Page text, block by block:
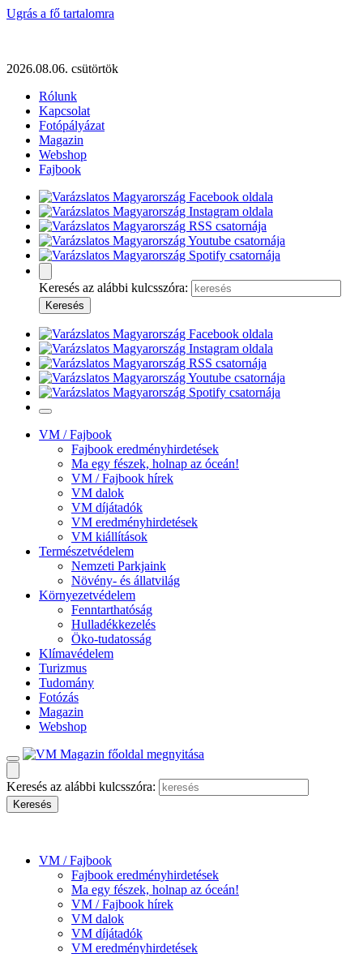
Ugrás a fő tartalomra
2026.08.06. csütörtök
Rólunk
Kapcsolat
Fotópályázat
Magazin
Webshop
Fajbook
Keresés az alábbi kulcsszóra:
VM / Fajbook
Fajbook eredményhirdetések
Ma egy fészek, holnap az óceán!
VM / Fajbook hírek
VM dalok
VM díjátadók
VM eredményhirdetések
VM kiállítások
Természetvédelem
Nemzeti Parkjaink
Növény- és állatvilág
Környezetvédelem
Fenntarthatóság
Hulladékkezelés
Öko-tudatosság
Klímavédelem
Turizmus
Tudomány
Fotózás
Magazin
Webshop
Keresés az alábbi kulcsszóra:
VM / Fajbook
Fajbook eredményhirdetések
Ma egy fészek, holnap az óceán!
VM / Fajbook hírek
VM dalok
VM díjátadók
VM eredményhirdetések